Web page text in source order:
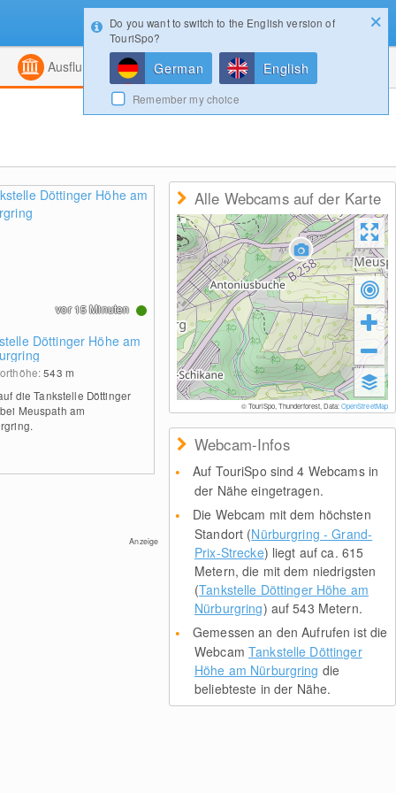
Kombiniert
Ausflugsziele Magazin
Döttinger Höhe am
543 m
die Tankstelle Döttinger
Meuspath am
vor 15 Minuten
Anzeige
Alle Webcams auf der Karte
© TouriSpo, Thunderforest, Data:OpenStreetMap
Webcam-Infos
Auf TouriSpo sind 4 Webcams in
der Nähe eingetragen.
Die Webcam mit dem höchsten
Standort (Nürburgring - Grand-
Prix-Strecke) liegt auf ca. 615
Metern, die mit dem niedrigsten
(Tankstelle Döttinger Höhe am
Nürburgring) auf 543 Metern.
Gemessen an den Aufrufen ist die
Webcam Tankstelle Döttinger
Höhe am Nürburgring die
beliebteste in der Nähe.
Login
Do you want to switch to the English version of
TouriSpo?
German English
Remember my choice
Konfigurator Gewinnspiele